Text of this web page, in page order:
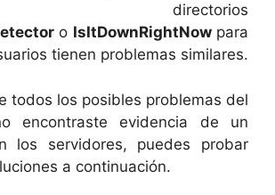
directorios
o IsItDownRightNowpara
tienen problemas similares.
todos los posibles problemas del
encontraste evidencia de un
los servidores, puedes probar
a continuación.